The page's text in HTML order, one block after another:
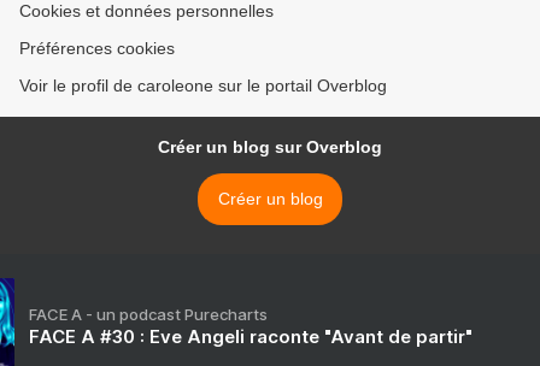
Cookies et données personnelles
Préférences cookies
Voir le profil de caroleone sur le portail Overblog
Créer un blog sur Overblog
Créer un blog
FACE A - un podcast Purecharts
FACE A #30 : Eve Angeli raconte "Avant de partir"